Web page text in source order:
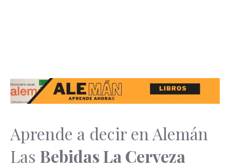
Aprende a decir en Alemán
Las Bebidas La Cerveza